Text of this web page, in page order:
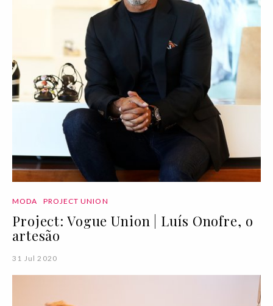
MODA PROJECT UNION
Project: Vogue Union | Luís Onofre, o
artesão
31 Jul 2020